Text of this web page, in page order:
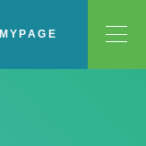
MYPAGE